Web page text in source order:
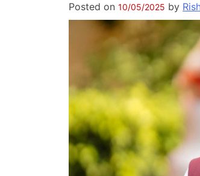
Posted on 10/05/2025 by